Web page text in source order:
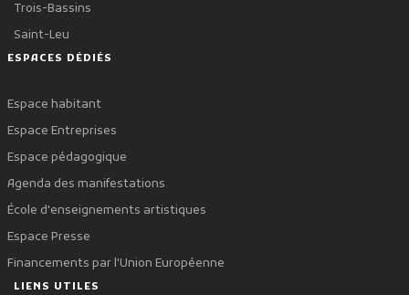
Trois-Bassins
Saint-Leu
ESPACES DÉDIÉS
Espace habitant
Espace Entreprises
Espace pédagogique
Agenda des manifestations
École d'enseignements artistiques
Espace Presse
Financements par l'Union Européenne
LIENS UTILES